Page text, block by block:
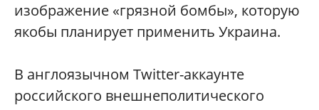
изображение «грязной бомбы», которую
якобы планирует применить Украина.
В англоязычном Twitter-аккаунте
российского внешнеполитического